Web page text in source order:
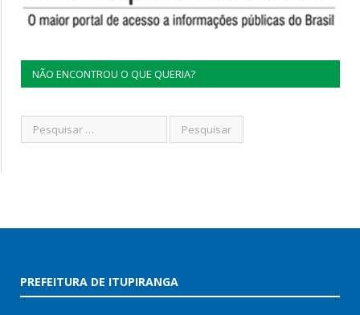
NÃO ENCONTROU O QUE QUERIA?
PREFEITURA DE ITUPIRANGA